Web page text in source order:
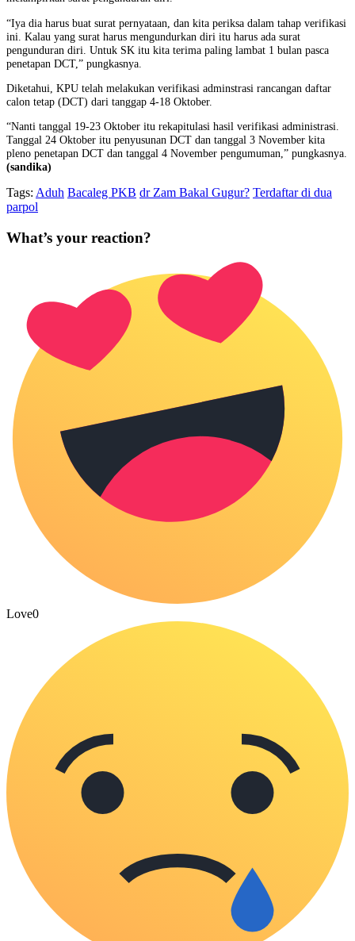
“Iya dia harus buat surat pernyataan, dan kita periksa dalam tahap verifikasi
ini. Kalau yang surat harus mengundurkan diri itu harus ada surat
pengunduran diri. Untuk SK itu kita terima paling lambat 1 bulan pasca
penetapan DCT,” pungkasnya.
Diketahui, KPU telah melakukan verifikasi adminstrasi rancangan daftar
calon tetap (DCT) dari tanggap 4-18 Oktober.
“Nanti tanggal 19-23 Oktober itu rekapitulasi hasil verifikasi administrasi.
Tanggal 24 Oktober itu penyusunan DCT dan tanggal 3 November kita
pleno penetapan DCT dan tanggal 4 November pengumuman,” pungkasnya.
(sandika)
Tags: Aduh Bacaleg PKB dr Zam Bakal Gugur? Terdaftar di dua
parpol
What’s your reaction?
Love0